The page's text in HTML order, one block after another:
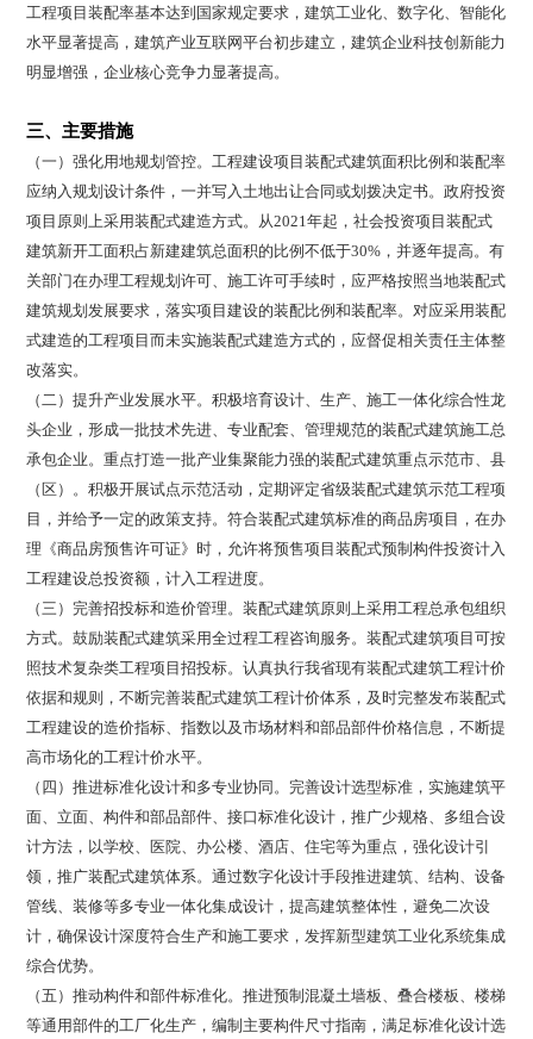
工程项目装配率基本达到国家规定要求，建筑工业化、数字化、智能化
水平显著提高，建筑产业互联网平台初步建立，建筑企业科技创新能力
明显增强，企业核心竞争力显著提高。
三、主要措施
（一）强化用地规划管控。工程建设项目装配式建筑面积比例和装配率
应纳入规划设计条件，一并写入土地出让合同或划拨决定书。政府投资
项目原则上采用装配式建造方式。从2021年起，社会投资项目装配式
建筑新开工面积占新建建筑总面积的比例不低于30%，并逐年提高。有
关部门在办理工程规划许可、施工许可手续时，应严格按照当地装配式
建筑规划发展要求，落实项目建设的装配比例和装配率。对应采用装配
式建造的工程项目而未实施装配式建造方式的，应督促相关责任主体整
改落实。
（二）提升产业发展水平。积极培育设计、生产、施工一体化综合性龙
头企业，形成一批技术先进、专业配套、管理规范的装配式建筑施工总
承包企业。重点打造一批产业集聚能力强的装配式建筑重点示范市、县
（区）。积极开展试点示范活动，定期评定省级装配式建筑示范工程项
目，并给予一定的政策支持。符合装配式建筑标准的商品房项目，在办
理《商品房预售许可证》时，允许将预售项目装配式预制构件投资计入
工程建设总投资额，计入工程进度。
（三）完善招投标和造价管理。装配式建筑原则上采用工程总承包组织
方式。鼓励装配式建筑采用全过程工程咨询服务。装配式建筑项目可按
照技术复杂类工程项目招投标。认真执行我省现有装配式建筑工程计价
依据和规则，不断完善装配式建筑工程计价体系，及时完整发布装配式
工程建设的造价指标、指数以及市场材料和部品部件价格信息，不断提
高市场化的工程计价水平。
（四）推进标准化设计和多专业协同。完善设计选型标准，实施建筑平
面、立面、构件和部品部件、接口标准化设计，推广少规格、多组合设
计方法，以学校、医院、办公楼、酒店、住宅等为重点，强化设计引
领，推广装配式建筑体系。通过数字化设计手段推进建筑、结构、设备
管线、装修等多专业一体化集成设计，提高建筑整体性，避免二次设
计，确保设计深度符合生产和施工要求，发挥新型建筑工业化系统集成
综合优势。
（五）推动构件和部件标准化。推进预制混凝土墙板、叠合楼板、楼梯
等通用部件的工厂化生产，编制主要构件尺寸指南，满足标准化设计选